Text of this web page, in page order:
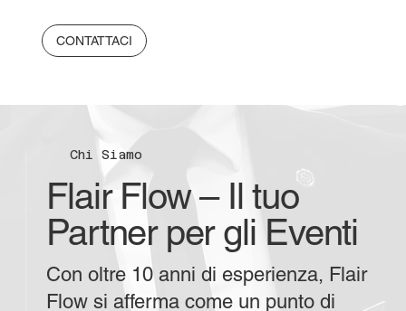
CONTATTACI
Chi Siamo
Flair Flow – Il tuo
Partner per gli Eventi
Con oltre 10 anni di esperienza, Flair
Flow si afferma come un punto di